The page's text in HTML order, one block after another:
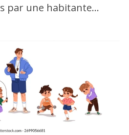
par une habitante…